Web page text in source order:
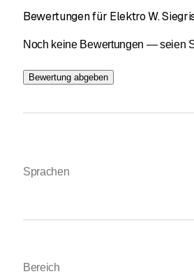
Bewertungen für Elektro W.
Noch keine Bewertungen — seien
Bewertung abgeben
Sprachen
Bereich